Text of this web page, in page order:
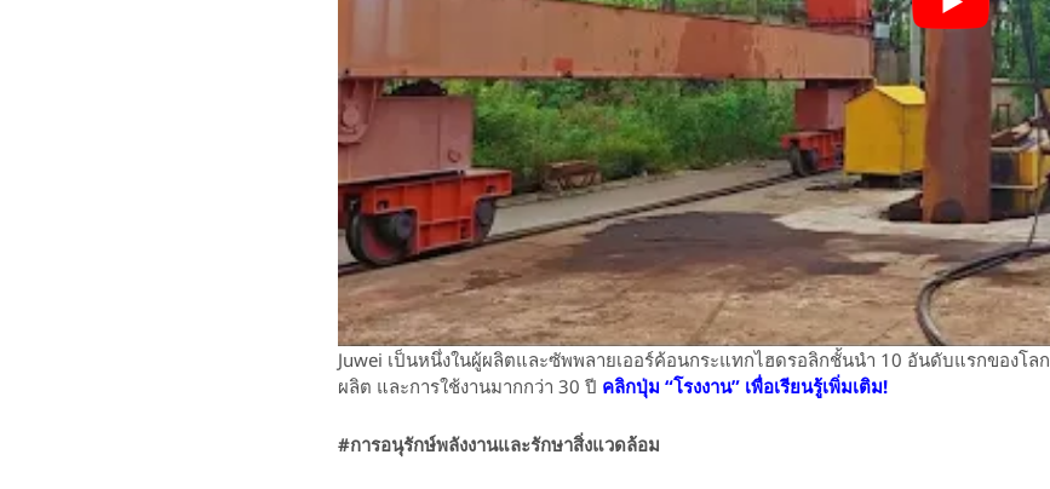
Juwei เป็นหนึ่งในผู้ผลิตและซัพพลายเออร์ค้อนกระแทกไฮดรอลิกชั้นนำ 10 อันดับแรกของโลก
ผลิต และการใช้งานมากกว่า 30 ปี คลิกปุ่ม “โรงงาน” เพื่อเรียนรู้เพิ่มเติม!
#การอนุรักษ์พลังงานและรักษาสิ่งแวดล้อม